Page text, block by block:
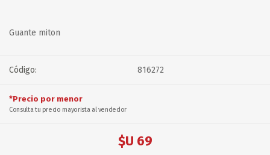
Guante miton
Código: 816272
*Precio por menor
Consulta tu precio mayorista al vendedor
$U 69